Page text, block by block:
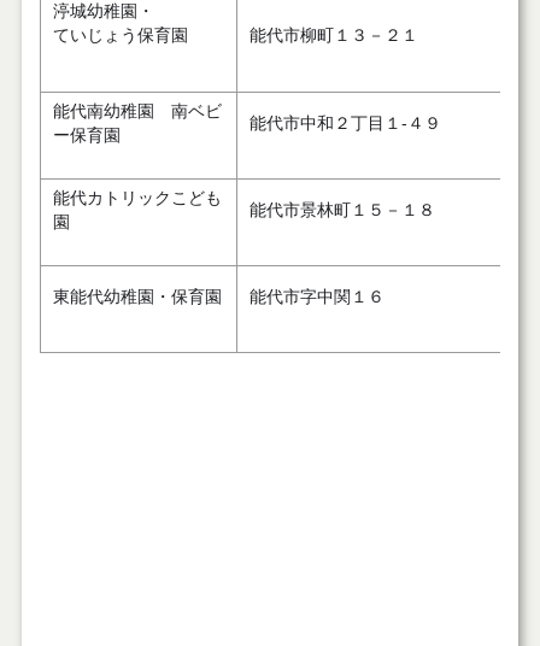
渟城幼稚園・
ていじょう保育園
能代市柳町１３－２１
能代南幼稚園 南ベビ
ー保育園
能代市中和２丁目１-４９
能代カトリックこども
園
能代市景林町１５－１８
東能代幼稚園・保育園 能代市字中関１６